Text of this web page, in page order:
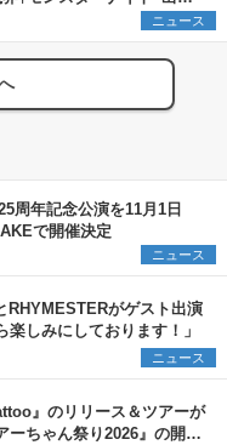
ニュース
周年記念公演を11月1日
で開催決定
ニュース
RHYMESTERがゲスト出演
しみにしております！」
ニュース
』のリリース＆ツアーが
ちゃん祭り2026』の開催